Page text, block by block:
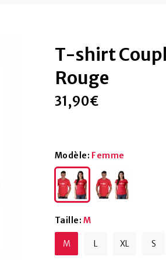
T-shirt
Rouge
31,90€
Modèle: Femme
Taille:M
M L XL S